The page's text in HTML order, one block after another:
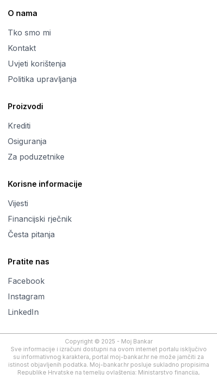
O nama
Tko smo mi
Kontakt
Uvjeti korištenja
Politika upravljanja
Proizvodi
Krediti
Osiguranja
Za poduzetnike
Korisne informacije
Vijesti
Financijski rječnik
Česta pitanja
Pratite nas
Facebook
Instagram
LinkedIn
Copyright © 2025 - Moj Bankar
Sve informacije i izračuni dostupni na ovom internet portalu isključivo
su informativnog karaktera, portal moj-bankar.hr ne može jamčiti za
istinost objavljenih podatka. Moj-bankar.hr posluje sukladno propisima
Republike Hrvatske na temelju ovlaštenja: Ministarstvo financija,